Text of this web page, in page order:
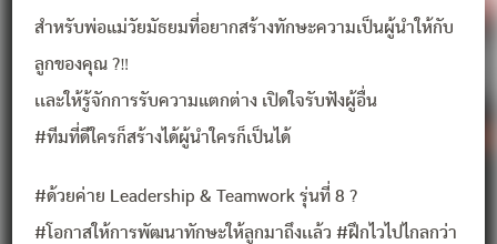
สำหรับพ่อแม่วัยมัธยมที่อยากสร้างทักษะความเป็นผู้นำให้กับ
ลูกของคุณ ?‼
เเละให้รู้จักการรับความแตกต่าง เปิดใจรับฟังผู้อื่น
#ทีมที่ดีใครก็สร้างได้ผู้นำใครก็เป็นได้
#ด้วยค่าย Leadership & Teamwork รุ่นที่ 8 ?
#โอกาสให้การพัฒนาทักษะให้ลูกมาถึงเเล้ว #ฝึกไวไปไกลกว่า